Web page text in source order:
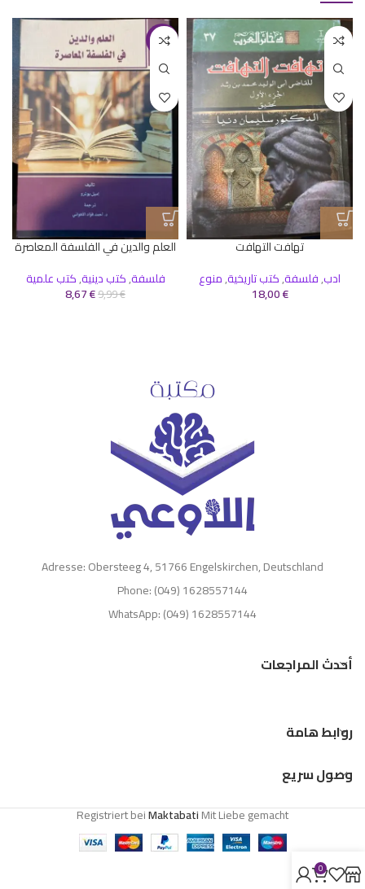
تهافت التهافت
ادب,فلسفة,كتب تاريخية,منوع
18,00€
-13%
العلم والدين في الفلسفة المعاصرة
فلسفة,كتب دينية,كتب علمية
9,99€
8,67€
Adresse: Obersteeg 4, 51766 Engelskirchen, Deutschland
Phone: (049) 1628557144
WhatsApp: (049) 1628557144
أحدث المراجعات
روابط هامة
وصول سريع
Registriert beiMaktabatiMit Liebe gemacht
0